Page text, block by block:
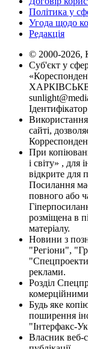
Політика у
Угода щодо
Редакція
© 2000-2026,
Суб'єкт у
ХАРКІВСЬКЕ
Використання
сайті,
При
і світу» , для
відкрите для
Посилання
повного або
розміщена в
матеріалу.
Новини з
"Регіони",
реклами.
Розділ
Будь яке
поширення
"Інтерфакс-
Власник веб-